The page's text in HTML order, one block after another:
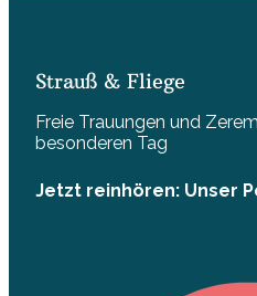
Strauß & Fliege
Freie Trauungen und
besonderen Tag
Jetzt reinhören: Unser